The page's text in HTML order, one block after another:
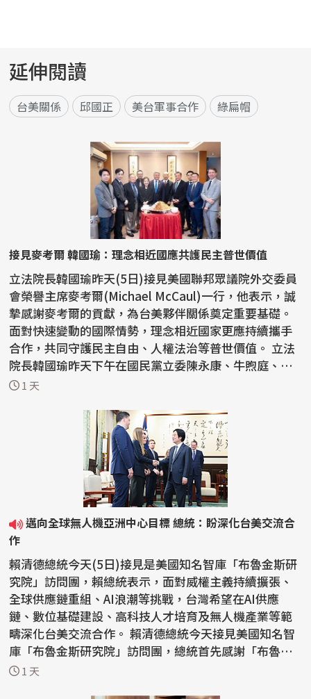
延伸閱讀
台美關係 邱國正 美台軍事合作 綠扁帽
接見麥考爾 韓國瑜：理念相近國應共護民主普世價值
立法院長韓國瑜昨天(5日)接見美國聯邦眾議院外交委員
會榮譽主席麥考爾(Michael McCaul)一行，他表示，誠
摯感謝麥考爾的貢獻，為台美夥伴關係奠定重要基礎。
面對快速變動的國際情勢，理念相近國家更應持續攜手
合作，共同守護民主自由、人權法治等普世價值。 立法
院長韓國瑜昨天下午在國民黨立委陳永康、牛煦庭、徐
巧芯...
1 天
邁向全球無人機亞洲中心目標 總統：盼深化台美交流合
作
賴清德總統今天(5日)接見是美國知名智庫「布魯金斯研
究院」訪問團，賴總統表示，面對威權主義持續擴張、
全球供應鏈重組、AI浪潮等挑戰，台灣希望在AI供應
鏈、數位基礎建設、高科技人才培育及無人機產業等範
疇深化台美交流合作。 賴清德總統今天接見美國知名智
庫「布魯金斯研究院」訪問團，總統首先感謝「布魯金
斯研究...
1 天